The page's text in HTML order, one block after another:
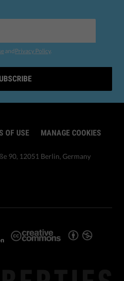
andPrivacy Policy.
OF USE MANAGE COOKIES
90, 12051 Berlin, Germany